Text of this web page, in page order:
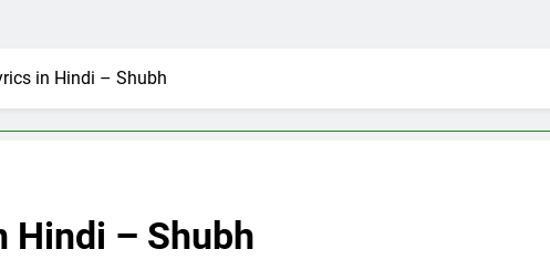
in Hindi – Shubh
Hindi – Shubh